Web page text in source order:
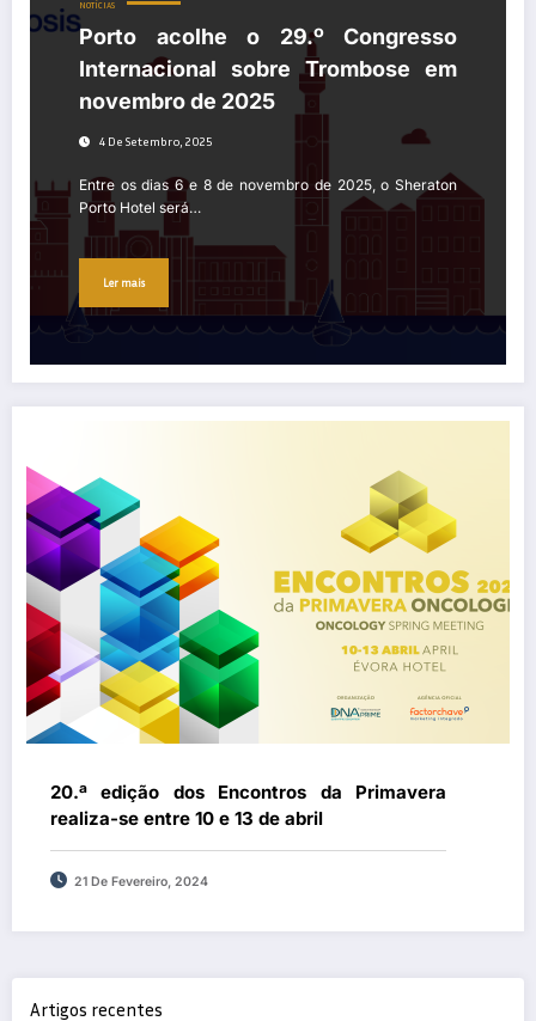
NOTÍCIAS
Porto acolhe o 29.º Congresso
Internacional sobre Trombose em
novembro de 2025
4 De Setembro, 2025
Entre os dias 6 e 8 de novembro de 2025, o Sheraton
Porto Hotel será…
Ler mais
20.ª edição dos Encontros da Primavera
realiza-se entre 10 e 13 de abril
21 De Fevereiro, 2024
Artigos recentes